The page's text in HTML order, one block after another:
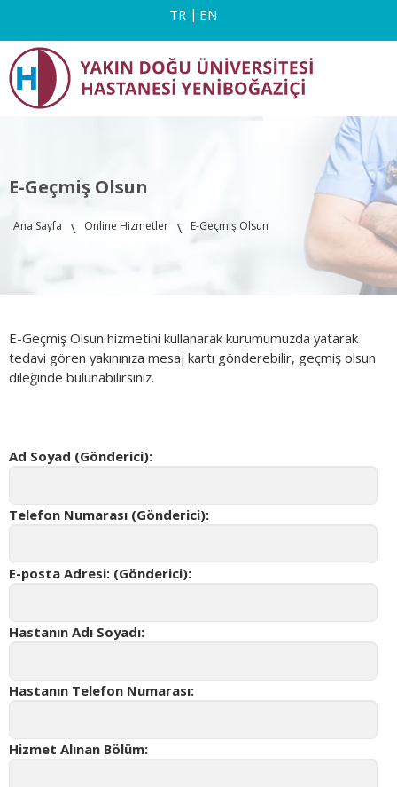
TR EN
E-Geçmiş Olsun
Ana Sayfa \ Online Hizmetler \ E-Geçmiş Olsun
E-Geçmiş Olsun hizmetini kullanarak kurumumuzda yatarak
tedavi gören yakınınıza mesaj kartı gönderebilir, geçmiş olsun
dileğinde bulunabilirsiniz.
Ad Soyad (Gönderici):
Telefon Numarası (Gönderici):
E-posta Adresi: (Gönderici):
Hastanın Adı Soyadı:
Hastanın Telefon Numarası:
Hizmet Alınan Bölüm: